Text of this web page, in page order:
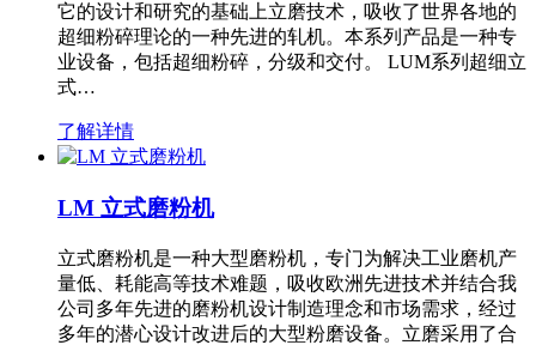
它的设计和研究的基础上立磨技术，吸收了世界各地的
超细粉碎理论的一种先进的轧机。本系列产品是一种专
业设备，包括超细粉碎，分级和交付。 LUM系列超细立
式…
了解详情
LM 立式磨粉机
立式磨粉机是一种大型磨粉机，专门为解决工业磨机产
量低、耗能高等技术难题，吸收欧洲先进技术并结合我
公司多年先进的磨粉机设计制造理念和市场需求，经过
多年的潜心设计改进后的大型粉磨设备。立磨采用了合